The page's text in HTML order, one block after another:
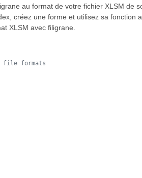
au format de votre fichier XLSM de
créez une forme et utilisez sa fonction
XLSM avec filigrane.
file formats